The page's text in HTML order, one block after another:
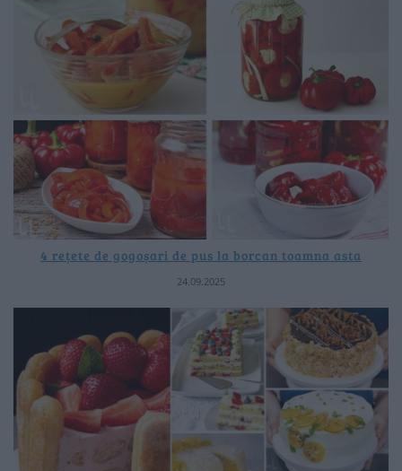
4 rețete de gogoșari de pus la borcan toamna asta
24.09.2025